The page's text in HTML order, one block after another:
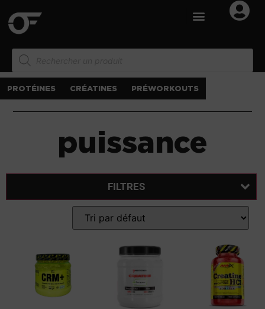
PROTÉINES CRÉATINES PRÉWORKOUTS
puissance
FILTRES